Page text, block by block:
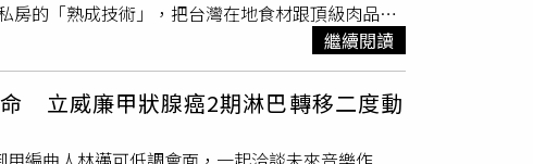
羅》導演曹瑞原執導的《時候 A Time》，同劇演員
議論，對此曹瑞原也發表看法，表示：「我說你
的特質跟血液。」
各地的區域劇院。彼得的謝幕之作是去（2025）年
一角；該劇講述二戰時期的歷史故事，彼得在劇中
他的演藝生涯留下完美的身影。
的「熟成技術」，把台灣在地食材跟頂級肉品重
所未有的夏日美食探險。精通三國語言的國際主
核心靈魂人物，是新任行政主廚劉宏威（Alan
與新加坡，並在紐西蘭與日本深度生活過。這段國
入了料理靈魂中。礁溪夏日度假新亮點！呆水溫泉
。（圖片提供／呆水溫泉焰餐廳）受過多國文化
繼續閱讀
立威廉甲狀腺癌2期淋巴轉移二度動